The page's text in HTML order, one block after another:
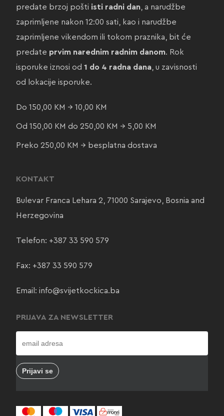
predate brzoj pošti isti radni dan, a narudžbe
zaprimljene nakon 12:00 sati, kao i narudžbe
zaprimljene vikendom ili tokom praznika, bit će
predate prvim narednim radnim danom. Rok
isporuke iznosi od 1 do 4 radna dana, u zavisnosti
od lokacije isporuke.
Do 150,00 KM → 10,00 KM
Od 150,00 KM do 250,00 KM → 5,00 KM
Preko 250,00 KM → besplatna dostava
KONTAKT
Bulevar Franca Lehara 2, 71000 Sarajevo, Bosnia and
Herzegovina
Telefon: +387 33 590 579
Fax: +387 33 590 579
Email: info@svijetkockica.ba
PRIJAVA ZA NEWSLETTER